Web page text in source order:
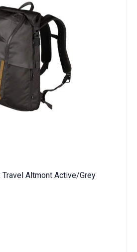
Altmont Active/Grey